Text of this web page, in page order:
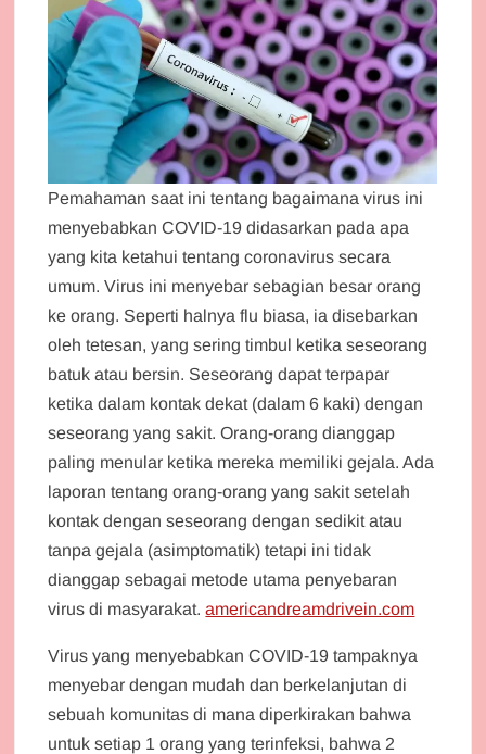
Pemahaman saat ini tentang bagaimana virus ini
menyebabkan COVID-19 didasarkan pada apa
yang kita ketahui tentang coronavirus secara
umum. Virus ini menyebar sebagian besar orang
ke orang. Seperti halnya flu biasa, ia disebarkan
oleh tetesan, yang sering timbul ketika seseorang
batuk atau bersin. Seseorang dapat terpapar
ketika dalam kontak dekat (dalam 6 kaki) dengan
seseorang yang sakit. Orang-orang dianggap
paling menular ketika mereka memiliki gejala. Ada
laporan tentang orang-orang yang sakit setelah
kontak dengan seseorang dengan sedikit atau
tanpa gejala (asimptomatik) tetapi ini tidak
dianggap sebagai metode utama penyebaran
virus di masyarakat.americandreamdrivein.com
Virus yang menyebabkan COVID-19 tampaknya
menyebar dengan mudah dan berkelanjutan di
sebuah komunitas di mana diperkirakan bahwa
untuk setiap 1 orang yang terinfeksi, bahwa 2